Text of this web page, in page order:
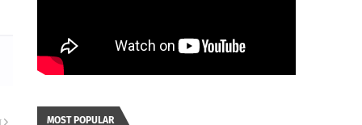
MOST POPULAR